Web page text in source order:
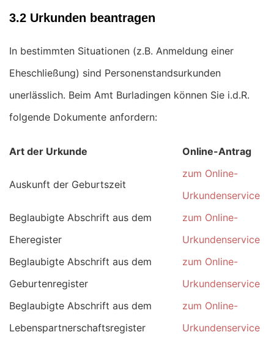
3.2 Urkunden beantragen
In bestimmten Situationen (z.B. Anmeldung einer
Eheschließung) sind Personenstandsurkunden
unerlässlich. Beim Amt Burladingen können Sie i.d.R.
folgende Dokumente anfordern:
Art der Urkunde Online-Antrag
Auskunft der Geburtszeit
zum Online-
Urkundenservice
Beglaubigte Abschrift aus dem
Eheregister
zum Online-
Urkundenservice
Beglaubigte Abschrift aus dem
Geburtenregister
zum Online-
Urkundenservice
Beglaubigte Abschrift aus dem
Lebenspartnerschaftsregister
zum Online-
Urkundenservice